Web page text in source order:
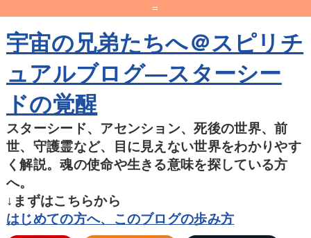
=
宇宙の兄弟たちへ＠スピリチ
ュアルブログ―スターシー
ドの覚醒
スターシード、アセンション、死後の世界、前
世、守護霊など、目に見えない世界をわかりやす
く解説。魂の使命や生きる意味を探している方
へ。
↓まずはこちらから
はじめての方へ、このブログの歩み方